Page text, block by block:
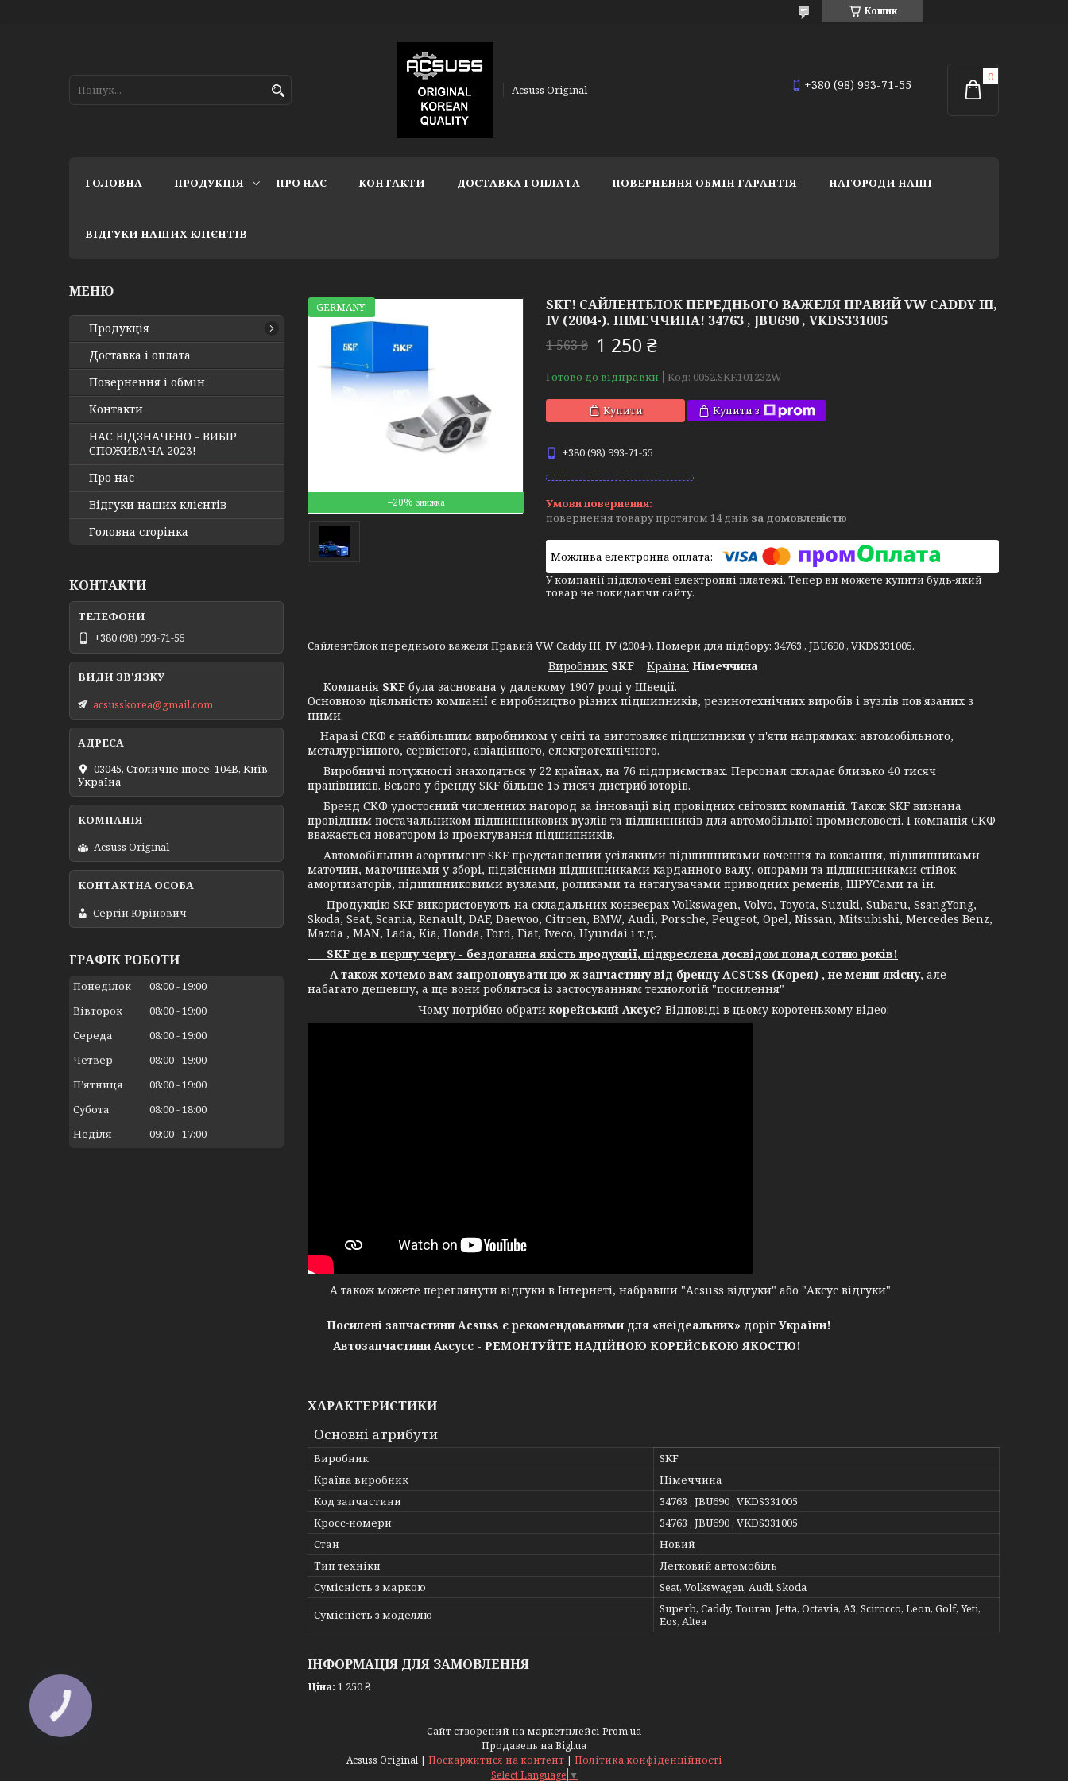
Кошик
Acsuss Original +380 (98) 993-71-55
ГОЛОВНА ПРОДУКЦІЯ ПРО НАС КОНТАКТИ ДОСТАВКА І ОПЛАТА ПОВЕРНЕННЯ ОБМІН ГАРАНТІЯ НАГОРОДИ НАШІ
ВІДГУКИ НАШИХ КЛІЄНТІВ
–20%
GERMANY!
SKF! САЙЛЕНТБЛОК ПЕРЕДНЬОГО ВАЖЕЛЯ ПРАВИЙ VW CADDY III,
IV (2004-). НІМЕЧЧИНА! 34763 , JBU690 , VKDS331005
1 563 ₴ 1 250 ₴
Готово до відправки Код: 0052.SKF.101232W
Купити Купити з
+380 (98) 993-71-55
повернення товару протягом 14 днів за домовленістю
У компанії підключені електронні платежі. Тепер ви можете купити будь-який
товар не покидаючи сайту.
Сайлентблок переднього важеля Правий VW Caddy III, IV (2004-). Номери для підбору: 34763 , JBU690 , VKDS331005.
Виробник: SKF Крaїна: Німеччина
Компанія SKF була заснована у далекому 1907 році у Швеції.
Основною діяльністю компанії є виробництво різних підшипників, резинотехнічних виробів і вузлів пов'язаних з
ними.
Наразі СКФ є найбільшим виробником у світі та виготовляє підшипники у п'яти напрямках: автомобільного,
металургійного, сервісного, авіаційного, електротехнічного.
Виробничі потужності знаходяться у 22 країнах, на 76 підприємствах. Персонал складає близько 40 тисяч
працівників. Всього у бренду SKF більше 15 тисяч дистриб'юторів.
Бренд СКФ удостоєний численних нагород за інновації від провідних світових компаній. Також SKF визнана
провідним постачальником підшипникових вузлів та підшипників для автомобільної промисловості. І компанія СКФ
вважається новатором із проектування підшипників.
Автомобільний асортимент SKF представлений усілякими підшипниками кочення та ковзання, підшипниками
маточин, маточинами у зборі, підвісними підшипниками карданного валу, опорами та підшипниками стійок
амортизаторів, підшипниковими вузлами, роликами та натягувачами приводних ременів, ШРУСами та ін.
Продукцію SKF використовують на складальних конвеєрах Volkswagen, Volvo, Toyota, Suzuki, Subaru, SsangYong,
Skoda, Seat, Scania, Renault, DAF, Daewoo, Citroen, BMW, Audi, Porsche, Peugeot, Opel, Nissan, Mitsubishi, Mercedes Benz,
Mazda , MAN, Lada, Kia, Honda, Ford, Fiat, Iveco, Hyundai і т.д.
SKF це в першу чергу - бездоганна якість продукції, підкреслена досвідом понад сотню років!
А також хочемо вам запропонувати цю ж запчастину від бренду ACSUSS (Корея) ,не менш якісну, але
набагато дешевшу, а ще вони робляться із застосуванням технологій "посилення"
Чому потрібно обратикорейський Аксус? Відповіді в цьому коротенькому відео:
А також можете переглянути відгуки в Інтернеті, набравши "Acsuss відгуки" або "Аксус відгуки"
Посилені запчастини Acsuss є рекомендованими для «неідеальних» доріг України!
Автозапчастини Аксусс - РЕМОНТУЙТЕ НАДІЙНОЮ КОРЕЙСЬКОЮ ЯКОСТЮ!
ХАРАКТЕРИСТИКИ
Основні атрибути
Виробник
SKF
Країна виробник
Німеччина
Код запчастини
34763 , JBU690 , VKDS331005
Кросс-номери
34763 , JBU690 , VKDS331005
Стан
Новий
Тип техніки
Легковий автомобіль
Сумісність з маркою
Seat, Volkswagen, Audi, Skoda
Сумісність з моделлю
Superb, Caddy, Touran, Jetta, Octavia, A3, Scirocco, Leon, Golf, Yeti,
Eos, Altea
ІНФОРМАЦІЯ ДЛЯ ЗАМОВЛЕННЯ
Ціна: 1 250 ₴
Продукція
Доставка і оплата
Повернення і обмін
Контакти
НАС ВІДЗНАЧЕНО - ВИБІР
СПОЖИВАЧА 2023!
Про нас
Відгуки наших клієнтів
Головна сторінка
КОНТАКТИ
+380 (98) 993-71-55
acsusskorea@gmail.com
03045, Столичне шосе, 104B, Київ,
Україна
Acsuss Original
Сергій Юрійович
ГРАФІК РОБОТИ
Понеділок 08:00 19:00
Вівторок
08:00 19:00
Середа
08:00 19:00
Четвер
08:00 19:00
Пʼятниця
08:00 19:00
Субота
08:00 18:00
Неділя
09:00 17:00
Сайт створений на маркетплейсі Prom.ua
Продавець на Bigl.ua
Acsuss Original | Поскаржитися на контент | Політика конфіденційності
Select Language ▼
КНОПКА
ЗВ'ЯЗКУ